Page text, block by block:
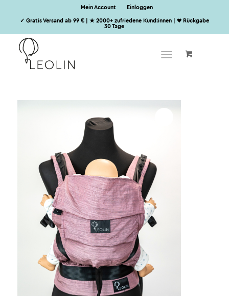
Mein Account Einloggen
✓ Gratis Versand ab 99 € | ★ 2000+ zufriedene Kund:innen | ♥ Rückgabe
30 Tage